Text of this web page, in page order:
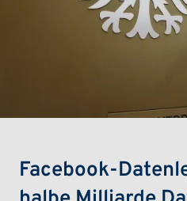
Facebook-